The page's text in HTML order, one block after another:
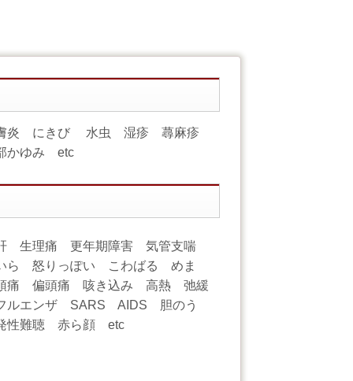
膚炎 にきび 水虫 湿疹 蕁麻疹
かゆみ etc
生理痛 更年期障害 気管支喘
ら 怒りっぽい こわばる めま
偏頭痛 咳き込み 高熱 弛緩
エンザ SARS AIDS 胆のう
性難聴 赤ら顔 etc